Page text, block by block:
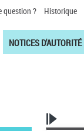
question ? Historique
NOTICES D'AUTORITÉ